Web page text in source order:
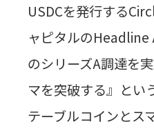
USDCを発行する
ャピタルのHeadline
のシリーズA調達を
マを突破する』とい
テーブルコインとス